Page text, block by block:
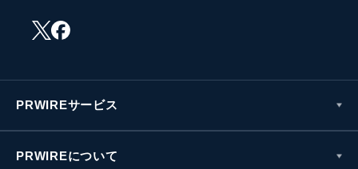
PRWIREサービス
PRWIREについて